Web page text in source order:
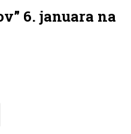
6. januara na